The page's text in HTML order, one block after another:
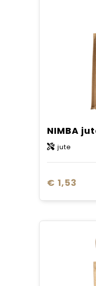
jute
€ 1,53